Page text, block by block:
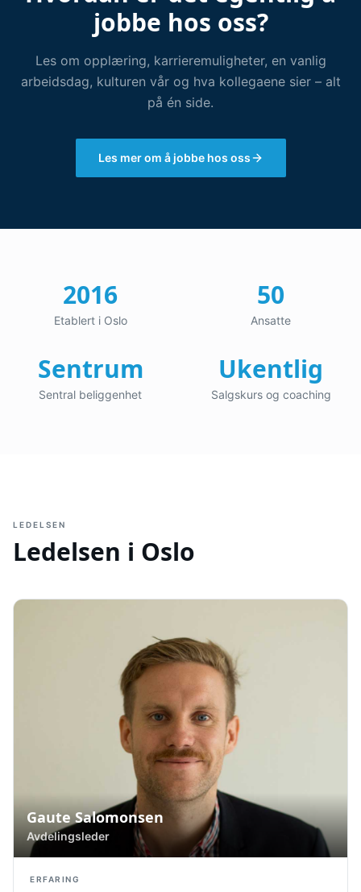
jobbe hos oss?
Les om opplæring, karrieremuligheter, en vanlig
arbeidsdag, kulturen vår og hva kollegaene sier – alt
på én side.
Les mer om å jobbe hos oss
2016
Etablert i Oslo
50
Ansatte
Sentrum
Sentral beliggenhet
Ukentlig
Salgskurs og coaching
LEDELSEN
Ledelsen i Oslo
Gaute Salomonsen
Avdelingsleder
ERFARING